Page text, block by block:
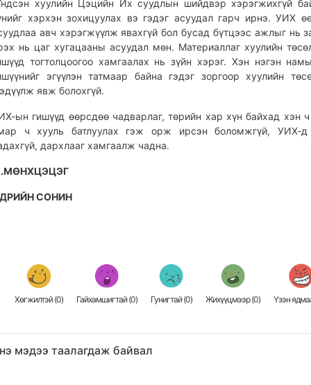
хуулийн Цэцийн Их суудлын шийдвэр хэрэгжихгүй
хэрхэн зохицуулах вэ гэдэг асуудал гарч ирнэ. УИХ
авч хэрэгжүүлж явахгүй бол бусад бүтцээс ажлыг нь
нь цаг хугацааны асуудал мөн. Материаллаг хуулийн
тогтолцоогоо хамгаалах нь зүйн хэрэг. Хэн нэгэн
эгүүлэн татмаар байна гэдэг зоргоор хуулийн
явж болохгүй.
ын гишүүд өөрсдөө чадварлаг, төрийн хар хүн байхад хэн ч
ч хууль батлуулах гэж орж ирсэн боломжгүй, УИХ-
дархлааг хамгаалж чадна.
СОНИН
Хөгжилтэй (0) Гайхамшигтай (0) Гунигтай (0) Жихүүцмээр (0) Үзэн
мэдээ таалагдаж байвал